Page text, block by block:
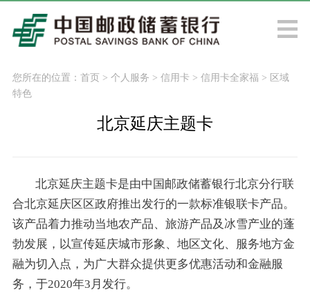
您所在的位置： 首页> 个人服务 > 信用卡 > 信用卡全家福 > 区域
特色
北京延庆主题卡
北京延庆主题卡是由中国邮政储蓄银行北京分行联
合北京延庆区区政府推出发行的一款标准银联卡产品。
该产品着力推动当地农产品、旅游产品及冰雪产业的蓬
勃发展，以宣传延庆城市形象、地区文化、服务地方金
融为切入点，为广大群众提供更多优惠活动和金融服
务，于2020年3月发行。